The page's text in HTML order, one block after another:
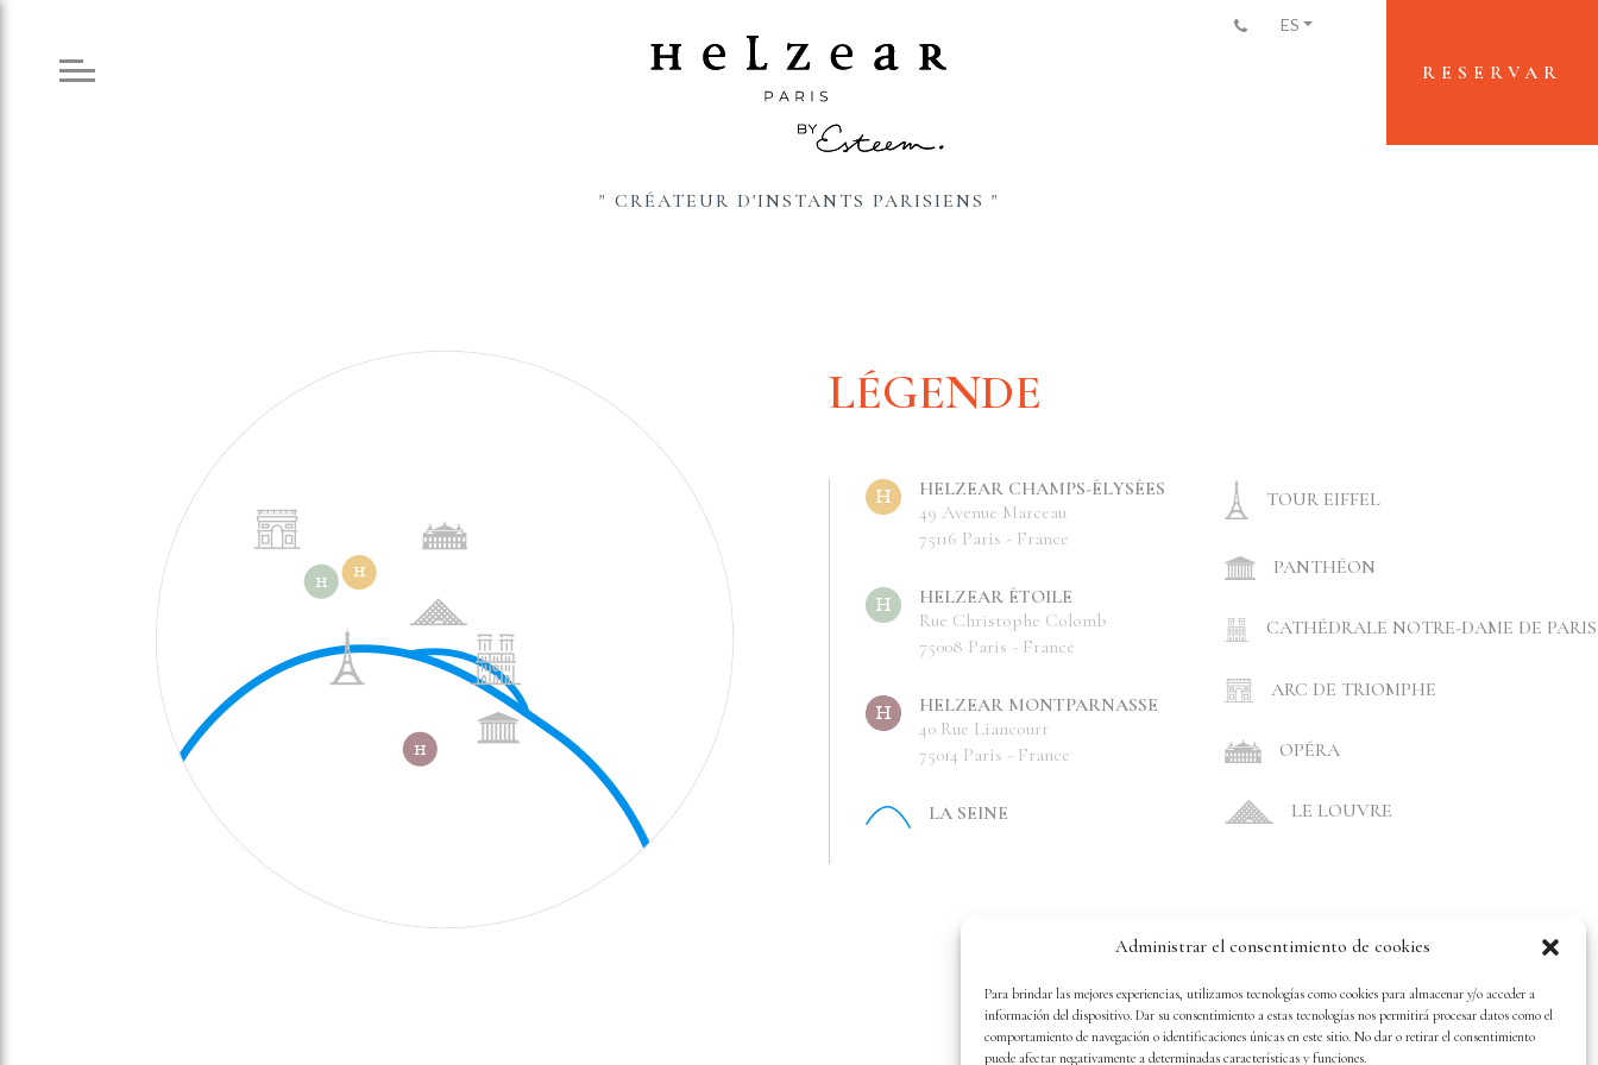
Administrar el consentimiento de cookies
Para brindar las mejores experiencias, utilizamos tecnologías como cookies para almacenar y/o acceder a
información del dispositivo. Dar su consentimiento a estas tecnologías nos permitirá procesar datos como el
comportamiento de navegación o identificaciones únicas en este sitio. No dar o retirar el consentimiento
puede afectar negativamente a determinadas características y funciones.
RESERVAR
ES
+33(0)1 45 26 11 06
" CRÉATEUR D'INSTANTS PARISIENS "
LÉGENDE
HELZEAR CHAMPS-ÉLYSÉES
49 Avenue Marceau
75116 Paris - France
HELZEAR ÉTOILE
Rue Christophe Colomb
75008 Paris - France
HELZEAR MONTPARNASSE
40 Rue Liancourt
75014 Paris - France
LA SEINE
TOUR EIFFEL
PANTHÉON
CATHÉDRALE NOTRE-DAME DE PARIS
ARC DE TRIOMPHE
OPÉRA
LE LOUVRE